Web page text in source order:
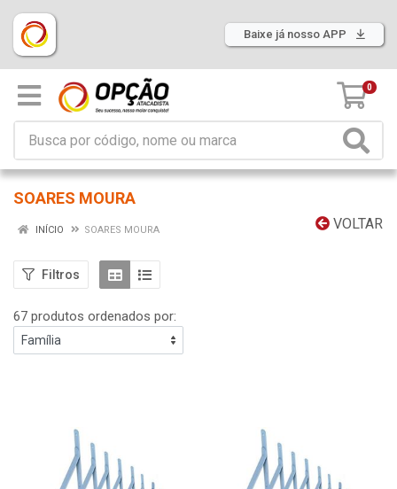
Baixe já nosso APP
0
SOARES MOURA
VOLTAR
INÍCIO SOARES MOURA
Filtros
67 produtos ordenados por: